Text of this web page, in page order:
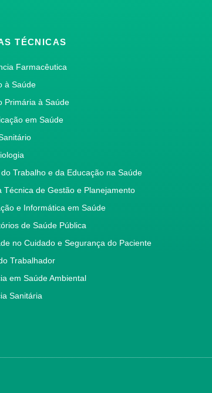
TÉCNICAS
Farmacêutica
à Saúde
Primária à Saúde
em Saúde
Trabalho e da Educação na Saúde
Técnica de Gestão e Planejamento
e Informática em Saúde
de Saúde Pública
no Cuidado e Segurança do Paciente
Trabalhador
em Saúde Ambiental
Sanitária